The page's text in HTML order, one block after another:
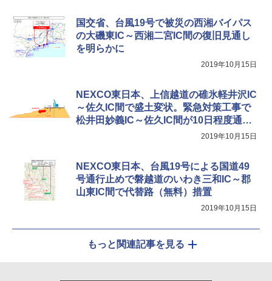
収納 コンパクト 簡単設営 カンガルーテント
ソロキャンプ ソロテント
￥7,299
国交省、台風19号で被災の西湘バイパス
の大磯東IC～西湘二宮IC間の復旧見通し
を明らかに
2019年10月15日
NEXCO東日本、上信越道の碓氷軽井沢IC
～佐久IC間で盛土変状。緊急対策工事で
松井田妙義IC～佐久IC間が10日程度通行
2019年10月15日
NEXCO東日本、台風19号による国道49
号通行止めで磐越道のいわき三和IC～郡
山東IC間で代替路（無料）措置
2019年10月15日
もっと関連記事を見る